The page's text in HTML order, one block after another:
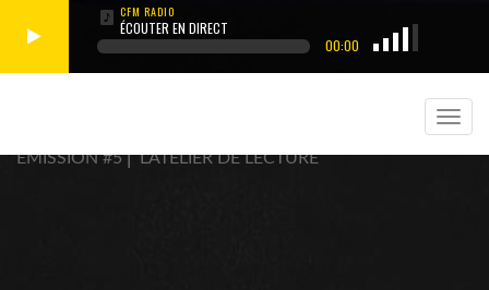
ÉCOUTER EN DIRECT
00:00
ÉMISSION #5 ⎢ L’ATELIER DE LECTURE